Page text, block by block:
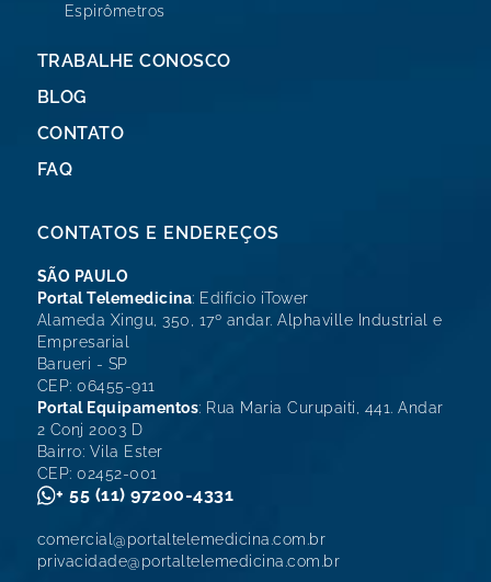
Espirômetros
TRABALHE CONOSCO
BLOG
CONTATO
FAQ
CONTATOS E ENDEREÇOS
SÃO PAULO
Portal Telemedicina: Edifício iTower
Alameda Xingu, 350, 17º andar. Alphaville Industrial e
Empresarial
Barueri - SP
CEP: 06455-911
Portal Equipamentos: Rua Maria Curupaiti, 441. Andar
2 Conj 2003 D
Bairro: Vila Ester
CEP: 02452-001
+ 55 (11) 97200-4331
comercial@portaltelemedicina.com.br
privacidade@portaltelemedicina.com.br